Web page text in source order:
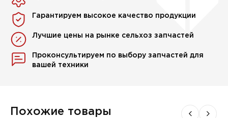
Гарантируем высокое качество продукции
Лучшие цены на рынке сельхоз запчастей
Проконсультируем по выбору запчастей для
вашей техники
Похожие товары